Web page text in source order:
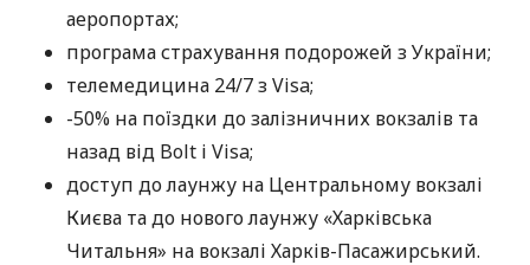
аеропортах;
програма страхування подорожей з України;
телемедицина 24/7 з Visa;
-50% на поїздки до залізничних вокзалів та
назад від Bolt і Visa;
доступ до лаунжу на Центральному вокзалі
Києва та до нового лаунжу «Харківська
Читальня» на вокзалі Харків-Пасажирський.